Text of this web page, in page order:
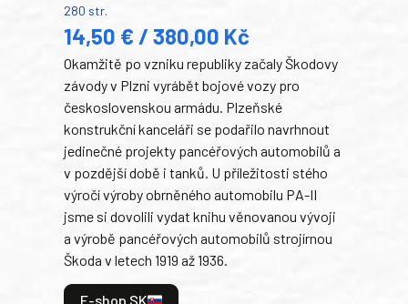
280 str.
14,50 € / 380,00 Kč
Okamžitě po vzniku republiky začaly Škodovy
závody v Plzni vyrábět bojové vozy pro
československou armádu. Plzeňské
konstrukční kanceláři se podařilo navrhnout
jedinečné projekty pancéřových automobilů a
v pozdější době i tanků. U příležitosti stého
výročí výroby obrněného automobilu PA-II
jsme si dovolili vydat knihu věnovanou vývoji
a výrobě pancéřových automobilů strojírnou
Škoda v letech 1919 až 1936.
E-shop SK